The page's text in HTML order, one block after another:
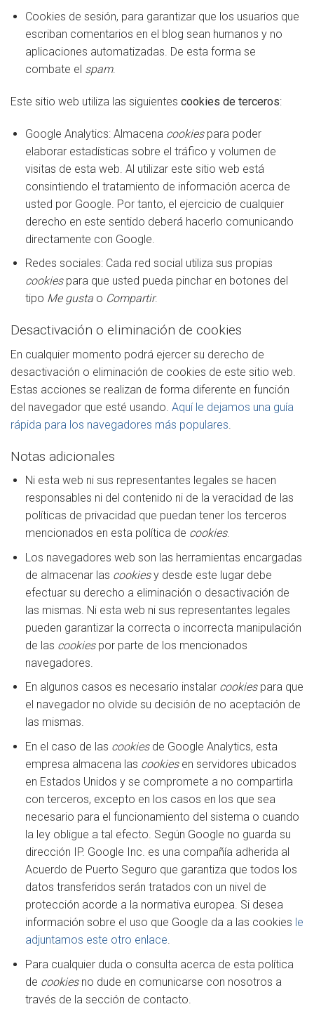
Cookies de sesión, para garantizar que los usuarios que
escriban comentarios en el blog sean humanos y no
aplicaciones automatizadas. De esta forma se
combate el spam.
Este sitio web utiliza las siguientes cookies de terceros:
Google Analytics: Almacena cookiespara poder
elaborar estadísticas sobre el tráfico y volumen de
visitas de esta web. Al utilizar este sitio web está
consintiendo el tratamiento de información acerca de
usted por Google. Por tanto, el ejercicio de cualquier
derecho en este sentido deberá hacerlo comunicando
directamente con Google.
Redes sociales: Cada red social utiliza sus propias
cookiespara que usted pueda pinchar en botones del
tipo Me gustao Compartir.
Desactivación o eliminación de cookies
En cualquier momento podrá ejercer su derecho de
desactivación o eliminación de cookies de este sitio web.
Estas acciones se realizan de forma diferente en función
del navegador que esté usando. Aquí le dejamos una guía
rápida para los navegadores más populares
Notas adicionales
Ni esta web ni sus representantes legales se hacen
responsables ni del contenido ni de la veracidad de las
políticas de privacidad que puedan tener los terceros
mencionados en esta política de cookies.
Los navegadores web son las herramientas encargadas
de almacenar las cookiesy desde este lugar debe
efectuar su derecho a eliminación o desactivación de
las mismas. Ni esta web ni sus representantes legales
pueden garantizar la correcta o incorrecta manipulación
de las cookiespor parte de los mencionados
navegadores.
En algunos casos es necesario instalar cookiespara que
el navegador no olvide su decisión de no aceptación de
las mismas.
En el caso de las cookiesde Google Analytics, esta
empresa almacena las cookiesen servidores ubicados
en Estados Unidos y se compromete a no compartirla
con terceros, excepto en los casos en los que sea
necesario para el funcionamiento del sistema o cuando
la ley obligue a tal efecto. Según Google no guarda su
dirección IP. Google Inc. es una compañía adherida al
Acuerdo de Puerto Seguro que garantiza que todos los
datos transferidos serán tratados con un nivel de
protección acorde a la normativa europea. Si desea
información sobre el uso que Google da a las cookies le
adjuntamos este otro enlace.
Para cualquier duda o consulta acerca de esta política
de cookiesno dude en comunicarse con nosotros a
través de la sección de contacto.